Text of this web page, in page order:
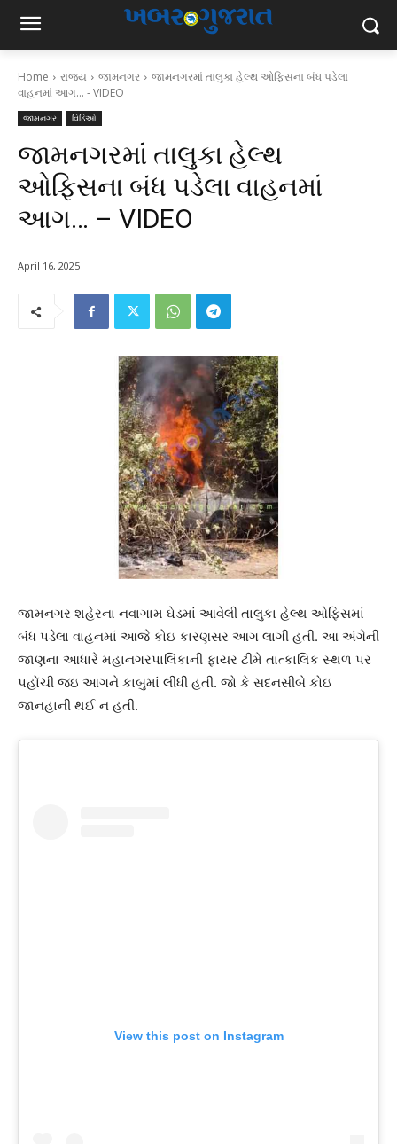
Home રાજ્ય જામનગર
જામનગરમાં તાલુકા હેલ્થ ઓફિસના બંધ પડેલા
વાહનમાં આગ... - VIDEO
જામનગર વિડિઓ
જામનગરમાં તાલુકા હેલ્થ
ઓફિસના બંધ પડેલા વાહનમાં
આગ… – VIDEO
April 16, 2025
જામનગર શહેરના નવાગામ ઘેડમાં આવેલી તાલુકા હેલ્થ ઓફિસમાં
બંધ પડેલા વાહનમાં આજે કોઇ કારણસર આગ લાગી હતી. આ અંગેની
જાણના આધારે મહાનગરપાલિકાની ફાયર ટીમે તાત્કાલિક સ્થળ પર
પહોંચી જઇ આગને કાબુમાં લીધી હતી. જો કે સદનસીબે કોઇ
જાનહાની થઈ ન હતી.
View this post on Instagram